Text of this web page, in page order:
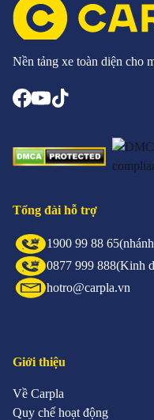
Nền tảng xe toàn diện cho
Tổng đài hỗ trợ
1900 99 88 65
0877 999 888(Kinh
hotro@carpla.vn
Giới thiệu
Về Carpla
Quy chế hoạt động